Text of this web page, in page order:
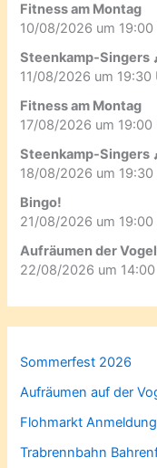
Fitness am Montag
10/08/2026 um
Steenkamp-Singers
11/08/2026 um 19:30
Fitness am Montag
17/08/2026 um 19:00
Steenkamp-Singers
18/08/2026 um 19:30
Bingo!
21/08/2026 um
Aufräumen der
22/08/2026 um 14:00
Sommerfest 2026
Aufräumen auf der
Flohmarkt
Trabrennbahn